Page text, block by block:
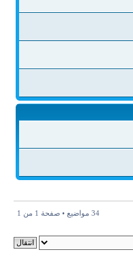
34 مواضيع • صفحة 1 من 1